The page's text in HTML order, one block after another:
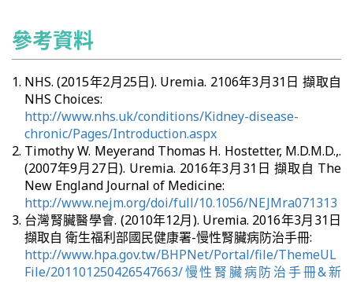
參考資料
NHS. (2015年2月25日). Uremia. 2106年3月31日 擷取自
NHS Choices:
http://www.nhs.uk/conditions/Kidney-disease-
chronic/Pages/Introduction.aspx
Timothy W. Meyerand Thomas H. Hostetter, M.D.M.D.,.
(2007年9月27日). Uremia. 2016年3月31日 擷取自 The
New England Journal of Medicine:
http://www.nejm.org/doi/full/10.1056/NEJMra071313
台灣腎臟醫學會. (2010年12月). Uremia. 2016年3月31日
擷取自 衛生福利部國民健康署-慢性腎臟病防治手冊:
http://www.hpa.gov.tw/BHPNet/Portal/file/ThemeUL
File/201101250426547663/慢性腎臟病防治手冊&新